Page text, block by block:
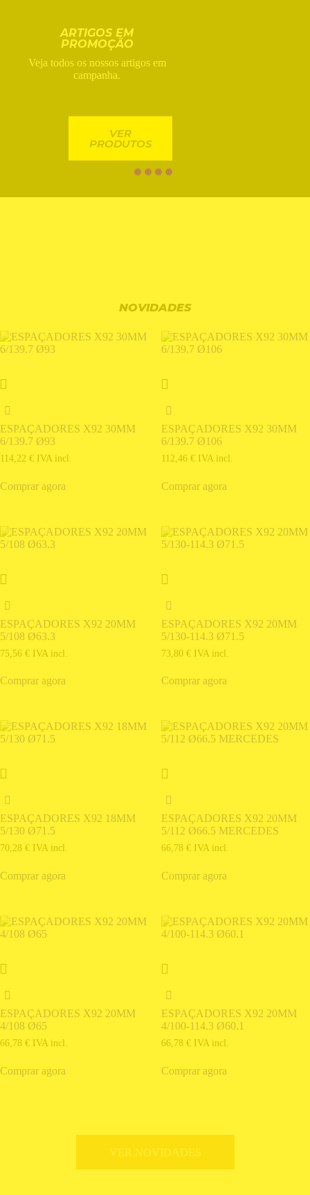
ARTIGOS EM
PROMOÇÃO
Veja todos os nossos artigos em
campanha.
VER
PRODUTOS
NOVIDADES
ESPAÇADORES X92 30MM
6/139.7 Ø93
114,22 € IVA incl.
Comprar agora
ESPAÇADORES X92 30MM
6/139.7 Ø106
112,46 € IVA incl.
Comprar agora
ESPAÇADORES X92 20MM
5/108 Ø63.3
75,56 € IVA incl.
Comprar agora
ESPAÇADORES X92 20MM
5/130-114.3 Ø71.5
73,80 € IVA incl.
Comprar agora
ESPAÇADORES X92 18MM
5/130 Ø71.5
70,28 € IVA incl.
Comprar agora
ESPAÇADORES X92 20MM
5/112 Ø66.5 MERCEDES
66,78 € IVA incl.
Comprar agora
ESPAÇADORES X92 20MM
4/108 Ø65
66,78 € IVA incl.
Comprar agora
ESPAÇADORES X92 20MM
4/100-114.3 Ø60.1
66,78 € IVA incl.
Comprar agora
VER NOVIDADES